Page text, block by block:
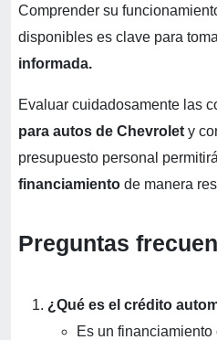
Comprender su
disponibles es clave para
informada.
Evaluar cuidadosamente las
para autos de Chevrolet y
presupuesto personal permitirá
financiamiento de manera
Preguntas
¿Qué es el crédito
Es un